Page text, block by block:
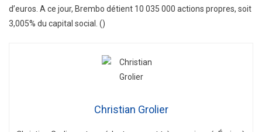
d’euros. A ce jour, Brembo détient 10 035 000 actions propres, soit
3,005% du capital social. ()
Christian Grolier